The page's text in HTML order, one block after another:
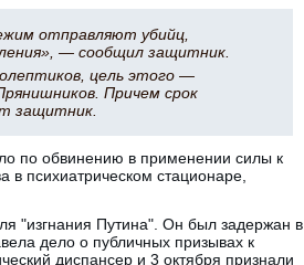
отправляют убийц,
— сообщил защитник.
цель этого —
Причем срок
защитник.
по обвинению в применении силы к
психиатрическом стационаре,
"изгнания Путина". Он был задержан в
дело о публичных призывах к
диспансер и 3 октября признали